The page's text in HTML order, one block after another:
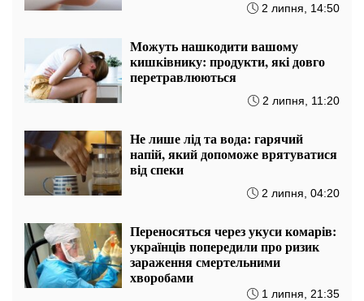
2 липня, 14:50
Можуть нашкодити вашому
кишківнику: продукти, які довго
перетравлюються
2 липня, 11:20
Не лише лід та вода: гарячий
напій, який допоможе врятуватися
від спеки
2 липня, 04:20
Переносяться через укуси комарів:
українців попередили про ризик
зараження смертельними
хворобами
1 липня, 21:35